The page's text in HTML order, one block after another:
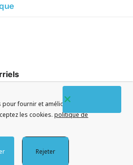
CityWatches.fr
fournir et améliorer nos services. En
les cookies. politique de
Rejeter